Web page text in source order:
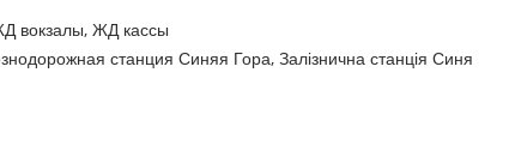
вокзалы, ЖД кассы
станция Синяя Гора, Залізнична станція Синя